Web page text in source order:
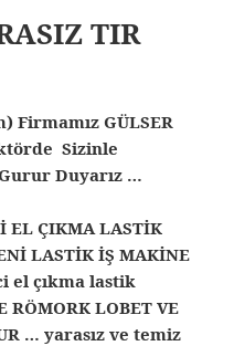
TIR
GÜLSER
Sizinle
Duyarız …
EL ÇIKMA LASTİK
LASTİK İŞ MAKİNE
el çıkma lastik
RÖMORK LOBET VE
… yarasız ve temiz